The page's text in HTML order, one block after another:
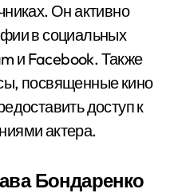
Он активно
в социальных
и Facebook. Также
посвященные кино
доступ к
актера.
Бондаренко